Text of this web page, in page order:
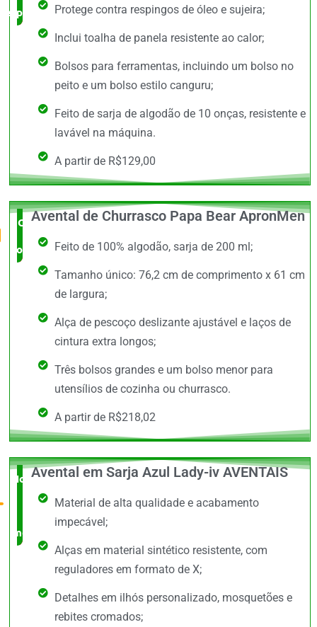
especialistaProtege contra respingos de óleo e sujeira;
Inclui toalha de panela resistente ao calor;
Bolsos para ferramentas, incluindo um bolso no
peito e um bolso estilo canguru;
Feito de sarja de algodão de 10 onças, resistente e
lavável na máquina.
A partir de R$129,00
O Mais
completo
Avental de Churrasco Papa Bear ApronMen
Feito de 100% algodão, sarja de 200 ml;
Tamanho único: 76,2 cm de comprimento x 61 cm
de largura;
Alça de pescoço deslizante ajustável e laços de
cintura extra longos;
Três bolsos grandes e um bolso menor para
utensílios de cozinha ou churrasco.
A partir de R$218,02
Novidade
no
mercado
Avental em Sarja Azul Lady-iv AVENTAIS
Material de alta qualidade e acabamento
impecável;
Alças em material sintético resistente, com
reguladores em formato de X;
Detalhes em ilhós personalizado, mosquetões e
rebites cromados;